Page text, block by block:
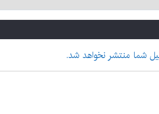
شما منتشر نخواهد شد.